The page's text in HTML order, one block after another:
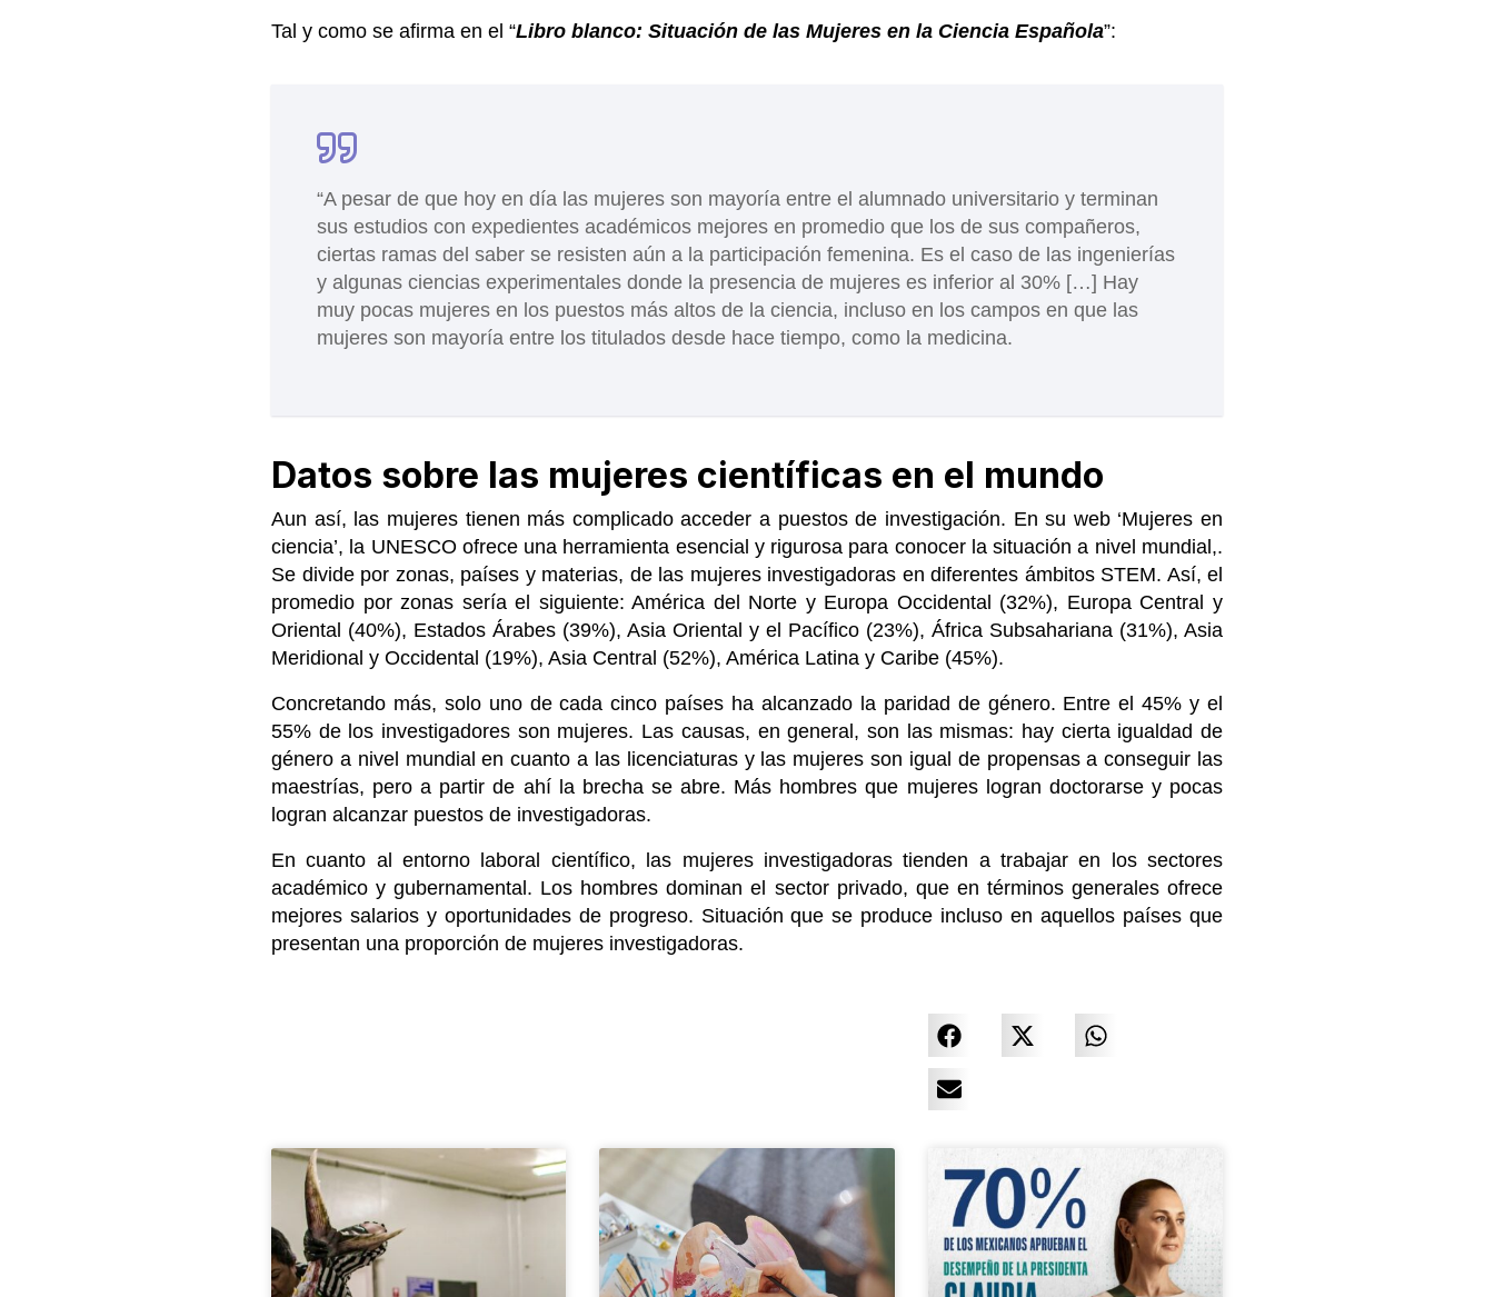
Tal y como se afirma en el “Libro blanco: Situación de las Mujeres en la Ciencia Española”:
“A pesar de que hoy en día las mujeres son mayoría entre el alumnado universitario y terminan
sus estudios con expedientes académicos mejores en promedio que los de sus compañeros,
ciertas ramas del saber se resisten aún a la participación femenina. Es el caso de las ingenierías
y algunas ciencias experimentales donde la presencia de mujeres es inferior al 30% […] Hay
muy pocas mujeres en los puestos más altos de la ciencia, incluso en los campos en que las
mujeres son mayoría entre los titulados desde hace tiempo, como la medicina.
Datos sobre las mujeres científicas en el mundo
Aun así, las mujeres tienen más complicado acceder a puestos de investigación. En su web ‘Mujeres en
ciencia’, la UNESCO ofrece una herramienta esencial y rigurosa para conocer la situación a nivel mundial,.
Se divide por zonas, países y materias, de las mujeres investigadoras en diferentes ámbitos STEM. Así, el
promedio por zonas sería el siguiente: América del Norte y Europa Occidental (32%), Europa Central y
Oriental (40%), Estados Árabes (39%), Asia Oriental y el Pacífico (23%), África Subsahariana (31%), Asia
Meridional y Occidental (19%), Asia Central (52%), América Latina y Caribe (45%).
Concretando más, solo uno de cada cinco países ha alcanzado la paridad de género. Entre el 45% y el
55% de los investigadores son mujeres. Las causas, en general, son las mismas: hay cierta igualdad de
género a nivel mundial en cuanto a las licenciaturas y las mujeres son igual de propensas a conseguir las
maestrías, pero a partir de ahí la brecha se abre. Más hombres que mujeres logran doctorarse y pocas
logran alcanzar puestos de investigadoras.
En cuanto al entorno laboral científico, las mujeres investigadoras tienden a trabajar en los sectores
académico y gubernamental. Los hombres dominan el sector privado, que en términos generales ofrece
mejores salarios y oportunidades de progreso. Situación que se produce incluso en aquellos países que
presentan una proporción de mujeres investigadoras.